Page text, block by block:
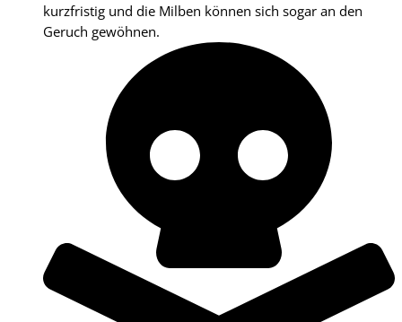
kurzfristig und die Milben können sich sogar an den
Geruch gewöhnen.